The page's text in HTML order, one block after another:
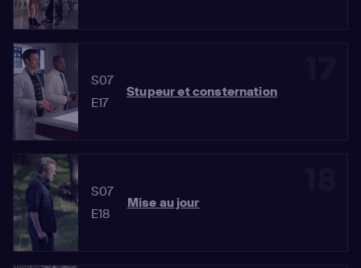
S07
E17
Stupeur et consternation
S07
E18
Mise au jour